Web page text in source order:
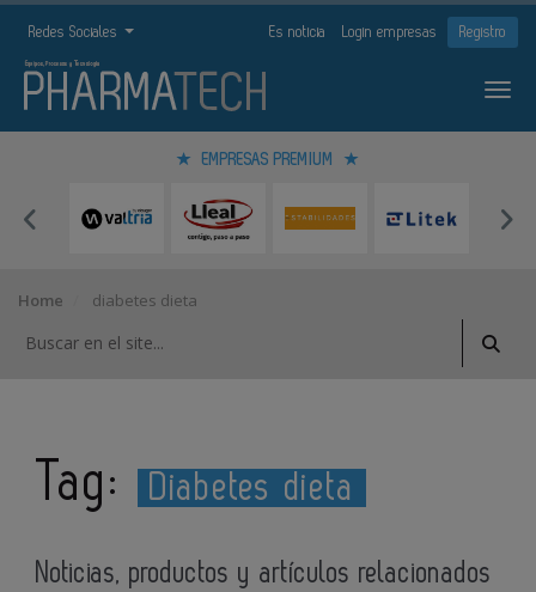
Redes Sociales Es noticia Login empresas Registro
EMPRESAS PREMIUM
Home diabetes dieta
Tag: Diabetes dieta
Noticias, productos y artículos relacionados